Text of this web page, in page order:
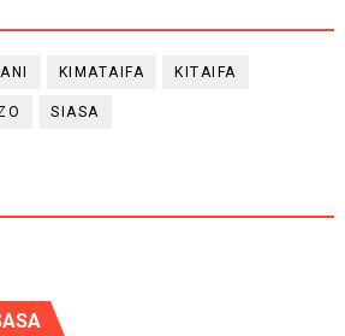
KIMATAIFA KITAIFA
SIASA